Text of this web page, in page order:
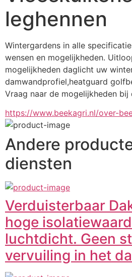
leghennen
Wintergardens in alle
wensen en mogelijkheden.
mogelijkheden daglicht uw
damwandprofiel,heatguard
Vraag naar de mogelijkheden bij
https://www.beekagri.nl/over-
Andere
diensten
Verduisterbaar
hoge
luchtdicht. Geen
vervuiling in het